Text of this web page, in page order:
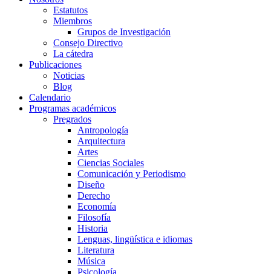
Estatutos
Miembros
Grupos de Investigación
Consejo Directivo
La cátedra
Publicaciones
Noticias
Blog
Calendario
Programas académicos
Pregrados
Antropología
Arquitectura
Artes
Ciencias Sociales
Comunicación y Periodismo
Diseño
Derecho
Economía
Filosofía
Historia
Lenguas, lingüística e idiomas
Literatura
Música
Psicología